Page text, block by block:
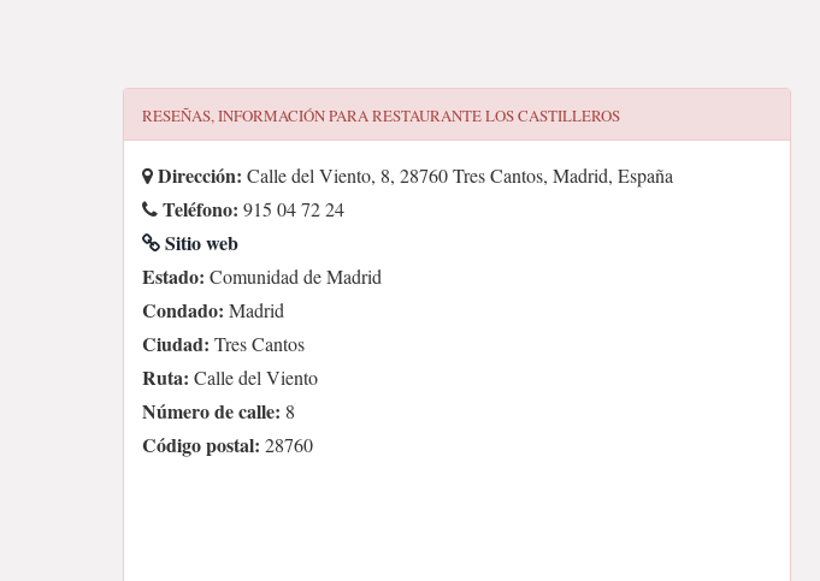
RESEÑAS, INFORMACIÓN PARARESTAURANTE LOS CASTILLEROS
Dirección: Calle del Viento, 8, 28760 Tres Cantos, Madrid, España
Teléfono: 915 04 72 24
Sitio web
Estado: Comunidad de Madrid
Condado: Madrid
Ciudad: Tres Cantos
Ruta: Calle del Viento
Número de calle: 8
Código postal: 28760